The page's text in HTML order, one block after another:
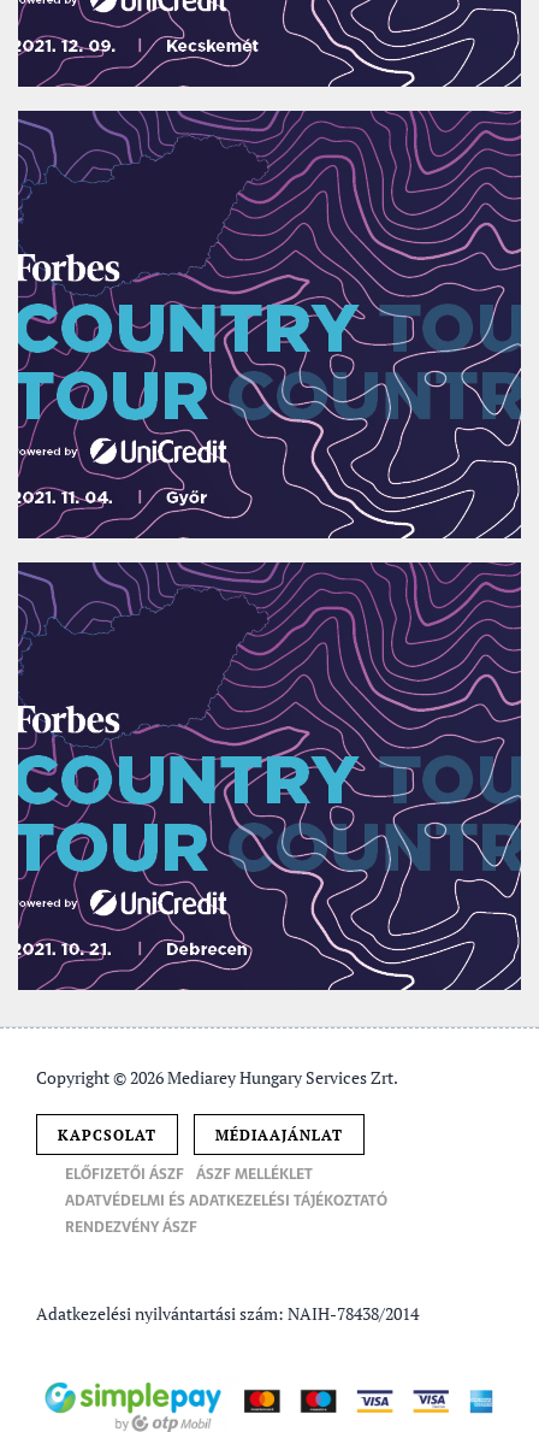
Copyright © 2026 Mediarey Hungary Services Zrt.
KAPCSOLAT MÉDIAAJÁNLAT
ELŐFIZETŐI ÁSZF ÁSZF MELLÉKLET
ADATVÉDELMI ÉS ADATKEZELÉSI TÁJÉKOZTATÓ
RENDEZVÉNY ÁSZF
Adatkezelési nyilvántartási szám: NAIH-78438/2014